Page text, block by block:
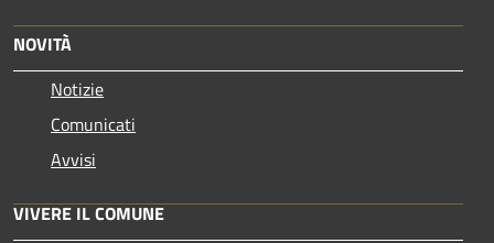
NOVITÀ
Notizie
Comunicati
Avvisi
VIVERE IL COMUNE